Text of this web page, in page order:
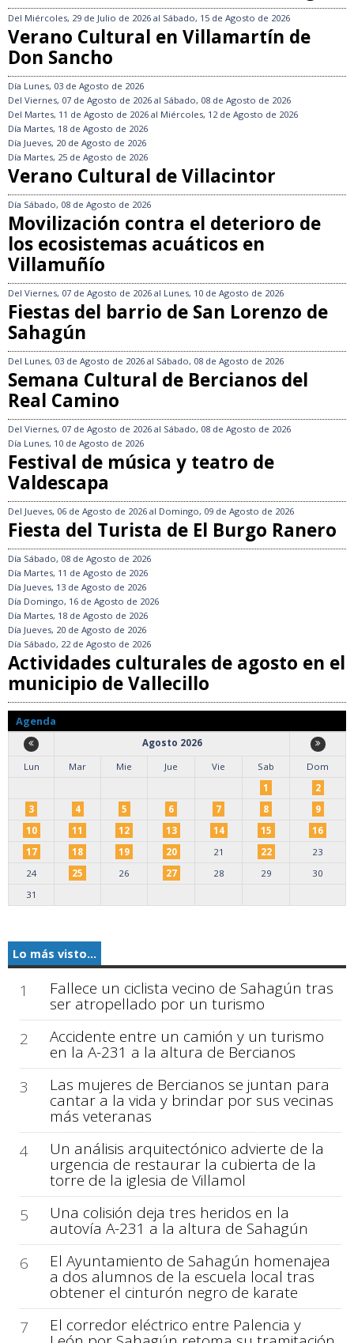
Del Miércoles, 29 de Julio de 2026 al Sábado, 15 de Agosto de 2026
Verano Cultural en Villamartín de
Don Sancho
Día Lunes, 03 de Agosto de 2026
Del Viernes, 07 de Agosto de 2026 al Sábado, 08 de Agosto de 2026
Del Martes, 11 de Agosto de 2026 al Miércoles, 12 de Agosto de 2026
Día Martes, 18 de Agosto de 2026
Día Jueves, 20 de Agosto de 2026
Día Martes, 25 de Agosto de 2026
Verano Cultural de Villacintor
Día Sábado, 08 de Agosto de 2026
Movilización contra el deterioro de
los ecosistemas acuáticos en
Villamuñío
Del Viernes, 07 de Agosto de 2026 al Lunes, 10 de Agosto de 2026
Fiestas del barrio de San Lorenzo de
Sahagún
Del Lunes, 03 de Agosto de 2026 al Sábado, 08 de Agosto de 2026
Semana Cultural de Bercianos del
Real Camino
Del Viernes, 07 de Agosto de 2026 al Sábado, 08 de Agosto de 2026
Día Lunes, 10 de Agosto de 2026
Festival de música y teatro de
Valdescapa
Del Jueves, 06 de Agosto de 2026 al Domingo, 09 de Agosto de 2026
Fiesta del Turista de El Burgo Ranero
Día Sábado, 08 de Agosto de 2026
Día Martes, 11 de Agosto de 2026
Día Jueves, 13 de Agosto de 2026
Día Domingo, 16 de Agosto de 2026
Día Martes, 18 de Agosto de 2026
Día Jueves, 20 de Agosto de 2026
Día Sábado, 22 de Agosto de 2026
Actividades culturales de agosto en el
municipio de Vallecillo
Agenda
Agosto 2026
Lun
Mar Mie Jue Vie Sab
Dom
1
2
3
4 5 6 7 8
9
10
11 12 13 14 15
16
17
18 19 20 21 22
23
24
25 26 27 28 29
30
31
Lo más visto...
1 Fallece un ciclista vecino de Sahagún tras
ser atropellado por un turismo
2
Accidente entre un camión y un turismo
en la A-231 a la altura de Bercianos
3
Las mujeres de Bercianos se juntan para
cantar a la vida y brindar por sus vecinas
más veteranas
4
Un análisis arquitectónico advierte de la
urgencia de restaurar la cubierta de la
torre de la iglesia de Villamol
5
Una colisión deja tres heridos en la
autovía A-231 a la altura de Sahagún
6
El Ayuntamiento de Sahagún homenajea
a dos alumnos de la escuela local tras
obtener el cinturón negro de karate
7
El corredor eléctrico entre Palencia y